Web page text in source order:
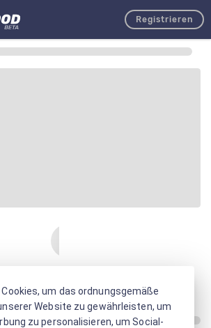
Registrieren
um das ordnungsgemäße
Website zu gewährleisten, um
zu personalisieren, um Social-